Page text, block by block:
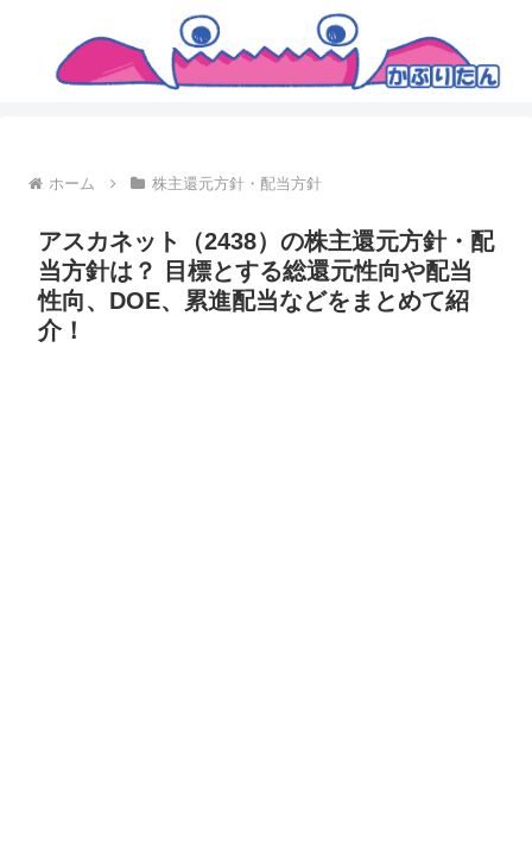
ホーム 株主還元方針・配当方針
アスカネット（2438）の株主還元方針・配
当方針は？ 目標とする総還元性向や配当
性向、DOE、累進配当などをまとめて紹
介！